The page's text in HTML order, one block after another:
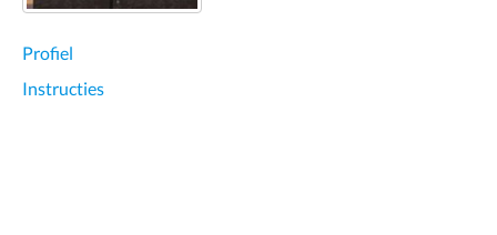
Profiel
Instructies